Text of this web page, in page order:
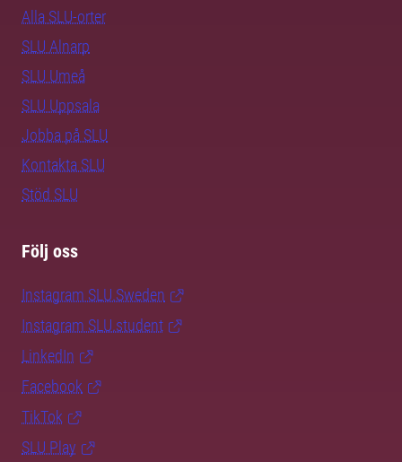
Alla SLU-orter
SLU Alnarp
SLU Umeå
SLU Uppsala
Jobba på SLU
Kontakta SLU
Stöd SLU
Följ oss
Instagram SLU.Sweden
Instagram SLU.student
LinkedIn
Facebook
TikTok
SLU Play